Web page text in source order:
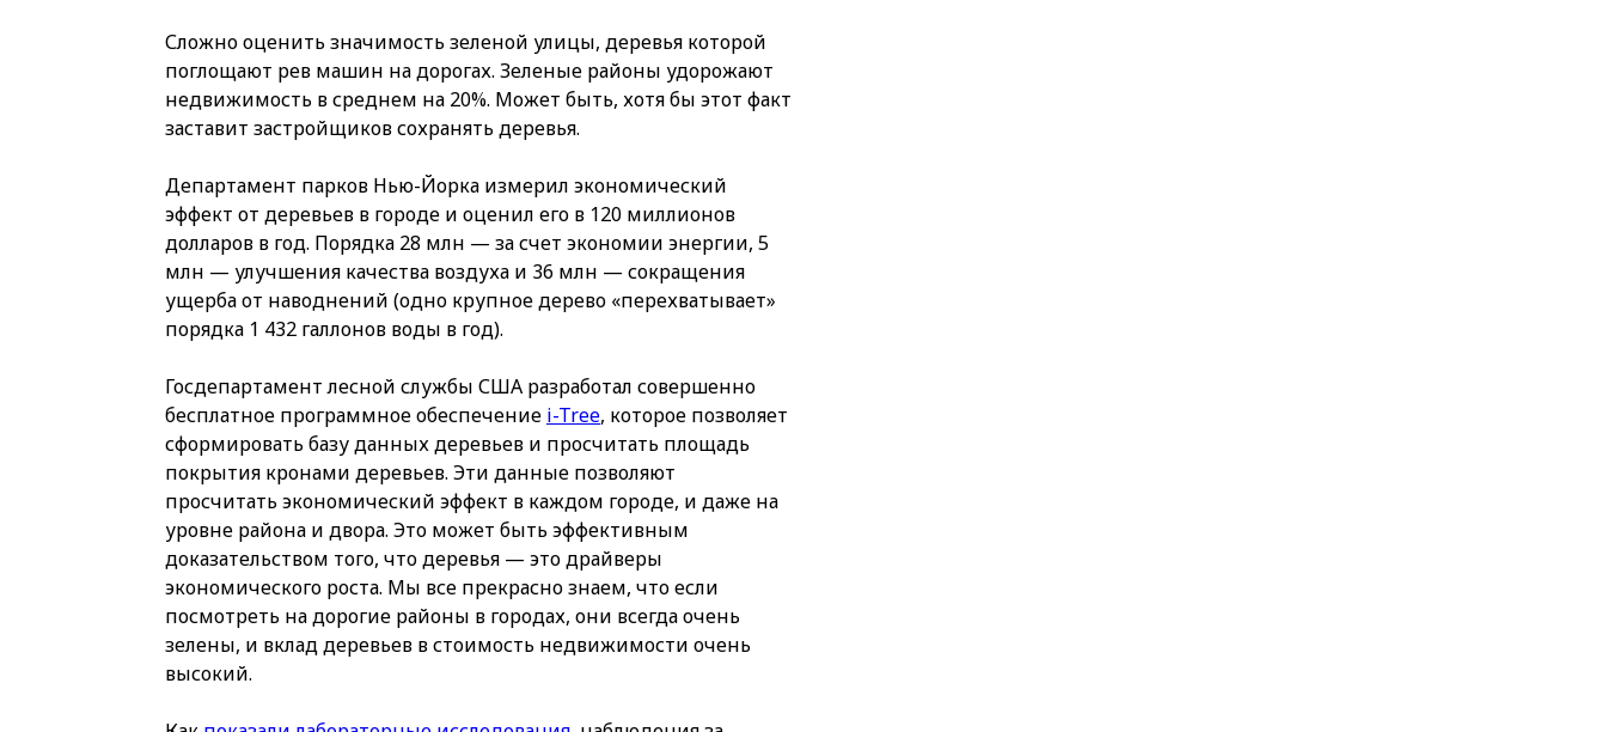
Сложно оценить значимость зеленой улицы, деревья которой
поглощают рев машин на дорогах. Зеленые районы удорожают
недвижимость в среднем на 20%. Может быть, хотя бы этот факт
заставит застройщиков сохранять деревья.
Департамент парков Нью-Йорка измерил экономический
эффект от деревьев в городе и оценил его в 120 миллионов
долларов в год. Порядка 28 млн — за счет экономии энергии, 5
млн — улучшения качества воздуха и 36 млн — сокращения
ущерба от наводнений (одно крупное дерево «перехватывает»
порядка 1 432 галлонов воды в год).
Госдепартамент лесной службы США разработал совершенно
бесплатное программное обеспечение i-Tree, которое позволяет
сформировать базу данных деревьев и просчитать площадь
покрытия кронами деревьев. Эти данные позволяют
просчитать экономический эффект в каждом городе, и даже на
уровне района и двора. Это может быть эффективным
доказательством того, что деревья — это драйверы
экономического роста. Мы все прекрасно знаем, что если
посмотреть на дорогие районы в городах, они всегда очень
зелены, и вклад деревьев в стоимость недвижимости очень
высокий.